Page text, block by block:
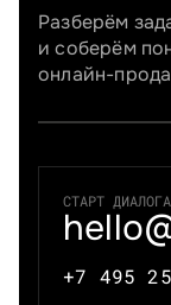
Разберём
и соберём
онлайн-
СТАРТ ДИАЛОГА
+7 495